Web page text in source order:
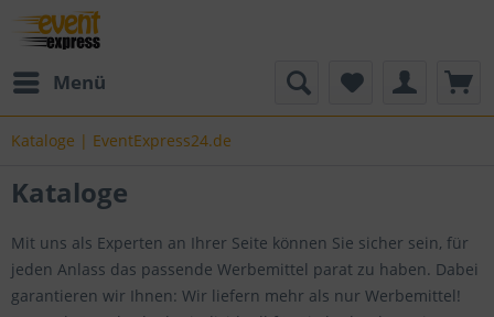
Menü
Kataloge | EventExpress24.de
Kataloge
Mit uns als Experten an Ihrer Seite können Sie sicher sein, für
jeden Anlass das passende Werbemittel parat zu haben. Dabei
garantieren wir Ihnen: Wir liefern mehr als nur Werbemittel!